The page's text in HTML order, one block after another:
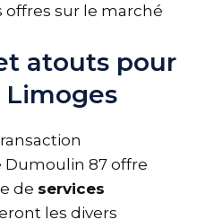
offres sur le marché
atouts pour
Dumoulin 87 offre
de services
les divers